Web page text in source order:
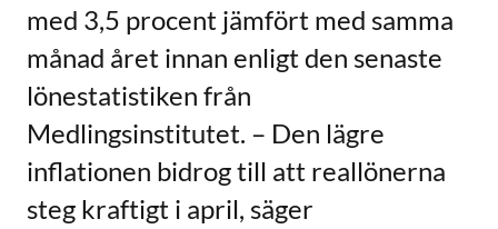
med 3,5 procent jämfört med samma
månad året innan enligt den senaste
lönestatistiken från
Medlingsinstitutet. – Den lägre
inflationen bidrog till att reallönerna
steg kraftigt i april, säger